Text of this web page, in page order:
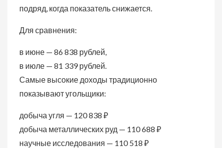
подряд, когда показатель снижается.
Для сравнения:
в июне — 86 838 рублей,
в июле — 81 339 рублей.
Самые высокие доходы традиционно
показывают угольщики:
добыча угля — 120 838 ₽
добыча металлических руд — 110 688 ₽
научные исследования — 110 518 ₽